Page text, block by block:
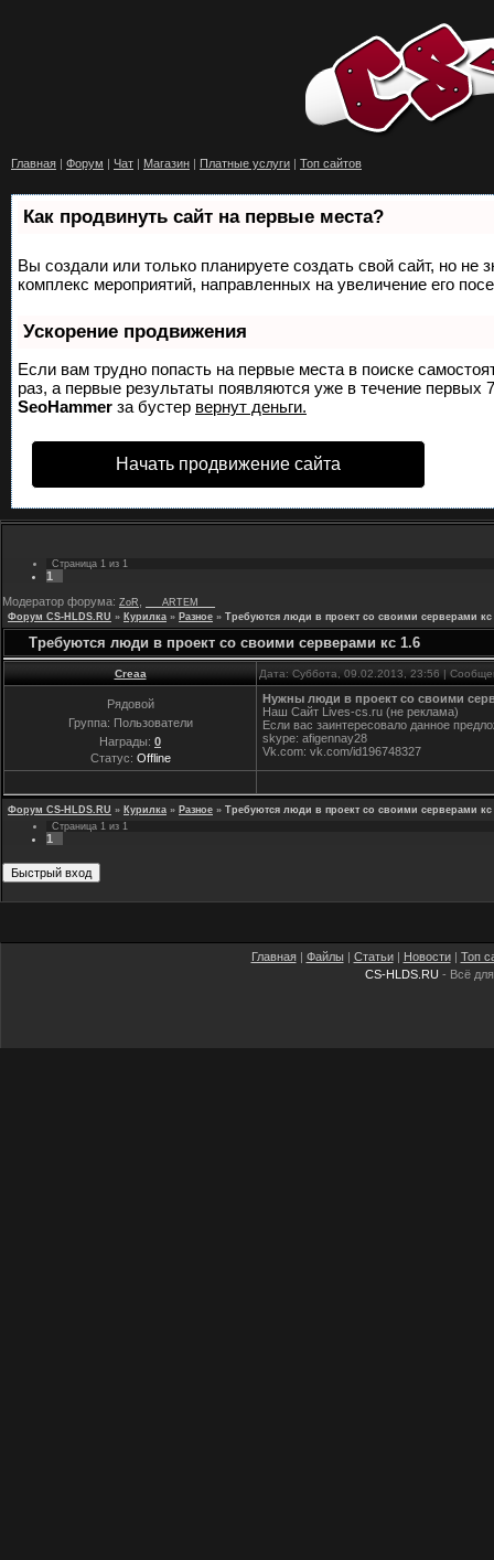
Главная | Форум | Чат | Магазин | Платные услуги | Топ сайтов
Как продвинуть сайт на первые места?
Вы создали или только планируете создать свой сайт, но не
комплекс мероприятий, направленных на увеличение его
Ускорение продвижения
Если вам трудно попасть на первые места в поиске
раз, а первые результаты появляются уже в течение первых
SeoHammer за бустер вернут деньги.
Начать продвижение сайта
Страница 1 из 1
1
Модератор форума: ZoR
___ARTEM___
Форум CS-HLDS.RU » Курилка » Разное » Требуются люди в проект со своими серверами кс
Требуются люди в проект со своими серверами кс 1.6
Creaa Дата: Суббота, 09.02.2013, 23:56 |
Рядовой
Группа: Пользователи
Награды: 0
Статус: Offline
Нужны люди в проект со своими
Наш Сайт Lives-cs.ru (не реклама)
Если вас заинтересовало данное
skype: afigennay28
Vk.com: vk.com/id196748327
Форум CS-HLDS.RU » Курилка » Разное » Требуются люди в проект со своими серверами кс
Страница 1 из 1
1
Главная| Файлы | Статьи| Новости| Топ
CS-HLDS.RU - Всё